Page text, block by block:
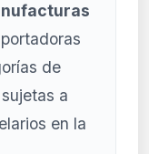
de
a
en la